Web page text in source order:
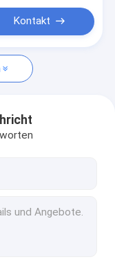
Kontakt